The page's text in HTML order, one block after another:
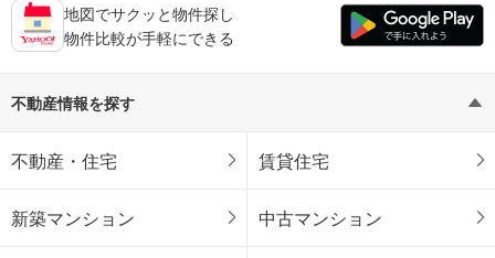
地図でサクッと物件探し
物件比較が手軽にできる
不動産情報を探す
不動産・住宅 賃貸住宅
新築マンション 中古マンション